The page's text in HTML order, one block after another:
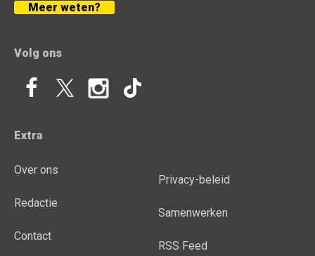
Meer weten?
Volg ons
Extra
Over ons
Redactie
Contact
Privacy-beleid
Samenwerken
RSS Feed